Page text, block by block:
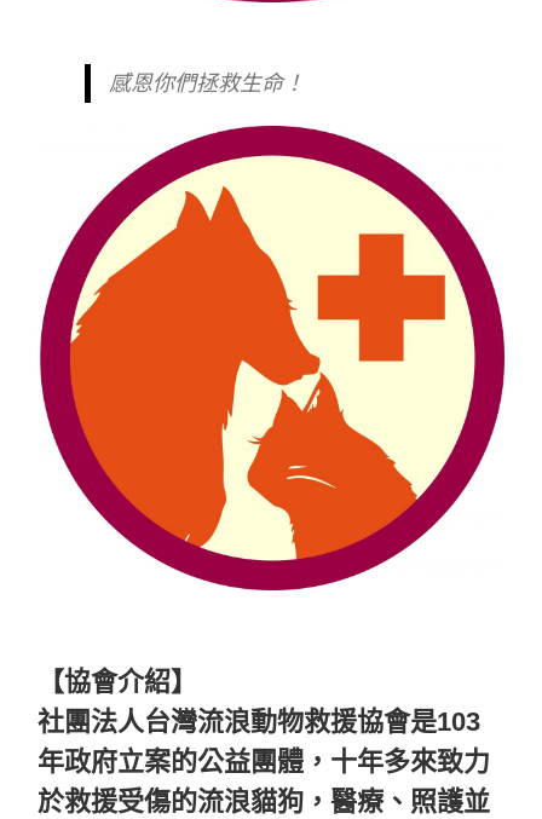
感恩你們拯救生命！
【協會介紹】
社團法人台灣流浪動物救援協會是103
年政府立案的公益團體，十年多來致力
於救援受傷的流浪貓狗，醫療、照護並